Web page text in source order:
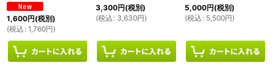
1,600円(税別)
(税込 : 1,760円)
3,300円(税別)
(税込 : 3,630円)
5,000円(税別)
(税込 : 5,500円)